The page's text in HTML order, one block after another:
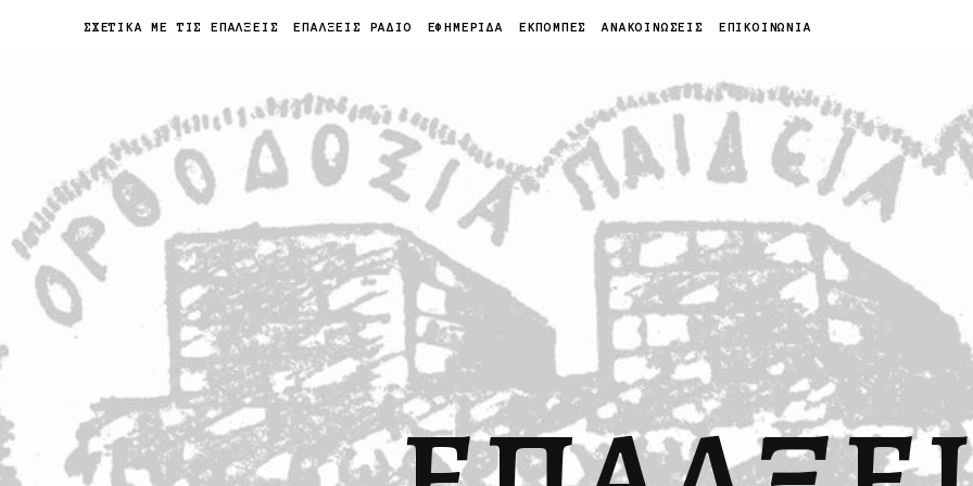
ΣΧΕΤΙΚΑ ΜΕ ΤΙΣ ΕΠΑΛΞΕΙΣ ΕΠΑΛΞΕΙΣ ΡΑΔΙΟ ΕΦΗΜΕΡΙΔΑ ΕΚΠΟΜΠΕΣ ΑΝΑΚΟΙΝΩΣΕΙΣ ΕΠΙΚΟΙΝΩΝΙΑ